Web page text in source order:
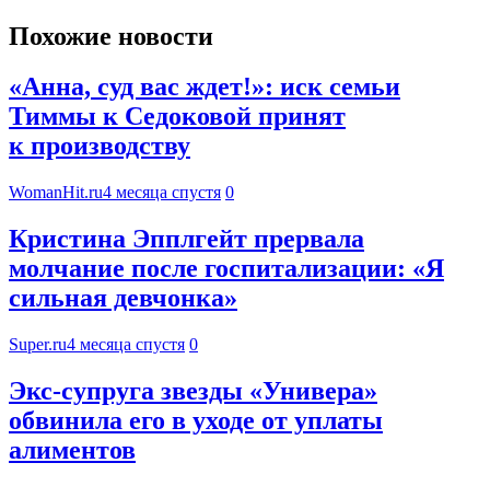
Похожие новости
«Анна, суд вас ждет!»: иск семьи
Тиммы к Седоковой принят
к производству
WomanHit.ru4 месяца спустя 0
Кристина Эпплгейт прервала
молчание после госпитализации: «Я
сильная девчонка»
Super.ru4 месяца спустя 0
Экс-супруга звезды «Универа»
обвинила его в уходе от уплаты
алиментов